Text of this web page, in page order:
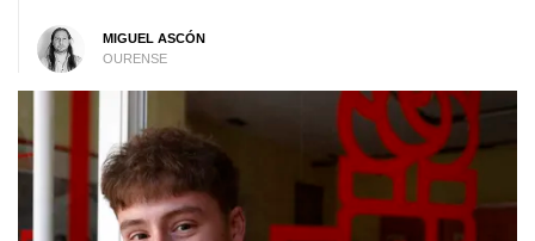
MIGUEL ASCÓN
OURENSE